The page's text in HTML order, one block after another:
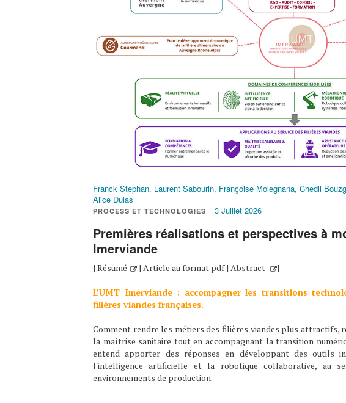
Franck Stephan, Laurent Sabourin, Françoise Molegnana, Chedli
Alice Dulas
PROCESS ET TECHNOLOGIES 3 Juillet 2026
Premières réalisations et perspectives à
Imerviande
| Résumé | Article au format pdf| Abstract |
L’UMT Imerviande : accompagner les transitions
filières viandes françaises.
Comment rendre les métiers des filières viandes plus attractifs,
la maîtrise sanitaire tout en accompagnant la transition
entend apporter des réponses en développant des outils
l'intelligence artificielle et la robotique collaborative, au
environnements de production.